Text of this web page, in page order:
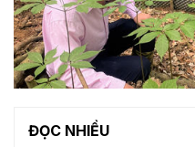
ĐỌC NHIỀU